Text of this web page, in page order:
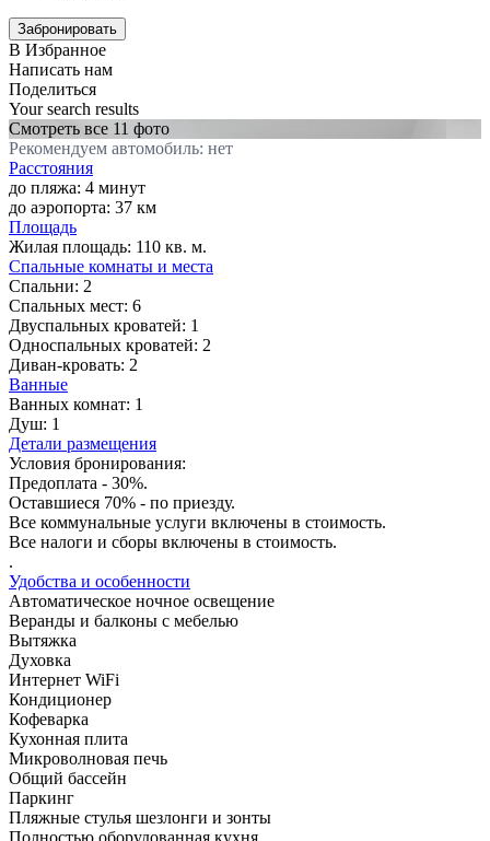
В Избранное
Написать нам
Поделиться
Your search results
Смотреть все 11 фото
Рекомендуем автомобиль: нет
Расстояния
до пляжа: 4 минут
до аэропорта: 37 км
Площадь
Жилая площадь: 110 кв. м.
Спальные комнаты и места
Спальни: 2
Спальных мест: 6
Двуспальных кроватей: 1
Односпальных кроватей: 2
Диван-кровать: 2
Ванные
Ванных комнат: 1
Душ: 1
Детали размещения
Условия бронирования:
Предоплата - 30%.
Оставшиеся 70% - по приезду.
Все коммунальные услуги включены в стоимость.
Все налоги и сборы включены в стоимость.
.
Удобства и особенности
Автоматическое ночное освещение
Веранды и балконы с мебелью
Вытяжка
Духовка
Интернет WiFi
Кондиционер
Кофеварка
Кухонная плита
Микроволновая печь
Общий бассейн
Паркинг
Пляжные стулья шезлонги и зонты
Полностью оборудованная кухня